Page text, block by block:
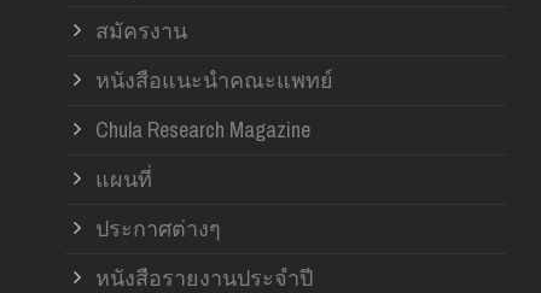
สมัครงาน
หนังสือแนะนำคณะแพทย์
Chula Research Magazine
แผนที่
ประกาศต่างๆ
หนังสือรายงานประจำปี